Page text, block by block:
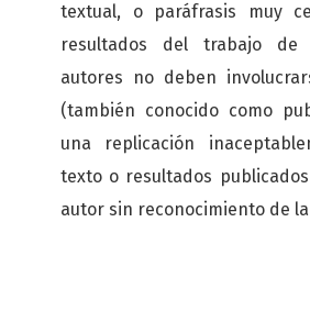
textual, o paráfrasis muy
resultados del trabajo de
autores no deben
(también conocido como
una replicación
texto o resultados
autor sin reconocimiento de